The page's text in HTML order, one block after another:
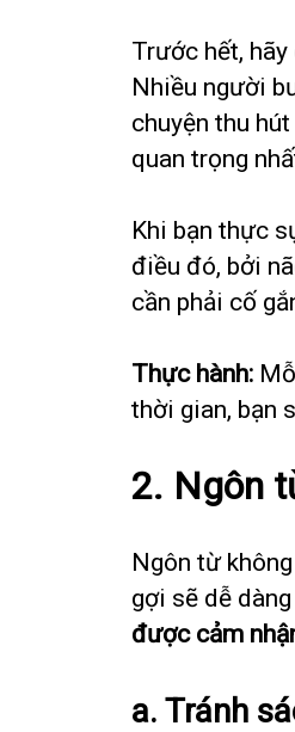
Trước hết,
Nhiều người
chuyện thu
quan trọng
Khi bạn thực
điều đó, bởi
cần phải cố
Thực hành:
thời gian, bạn
2. Ngôn
Ngôn từ
gợi sẽ dễ
được cảm
a. Tránh